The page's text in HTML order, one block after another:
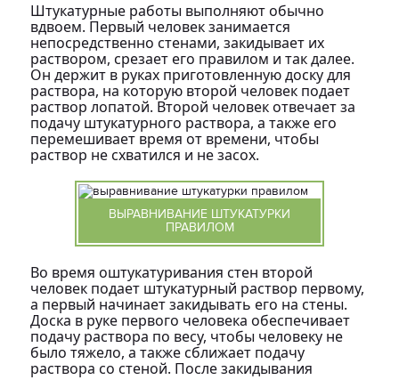
Штукатурные работы выполняют обычно
вдвоем. Первый человек занимается
непосредственно стенами, закидывает их
раствором, срезает его правилом и так далее.
Он держит в руках приготовленную доску для
раствора, на которую второй человек подает
раствор лопатой. Второй человек отвечает за
подачу штукатурного раствора, а также его
перемешивает время от времени, чтобы
раствор не схватился и не засох.
ВЫРАВНИВАНИЕ ШТУКАТУРКИ
ПРАВИЛОМ
Во время оштукатуривания стен второй
человек подает штукатурный раствор первому,
а первый начинает закидывать его на стены.
Доска в руке первого человека обеспечивает
подачу раствора по весу, чтобы человеку не
было тяжело, а также сближает подачу
раствора со стеной. После закидывания